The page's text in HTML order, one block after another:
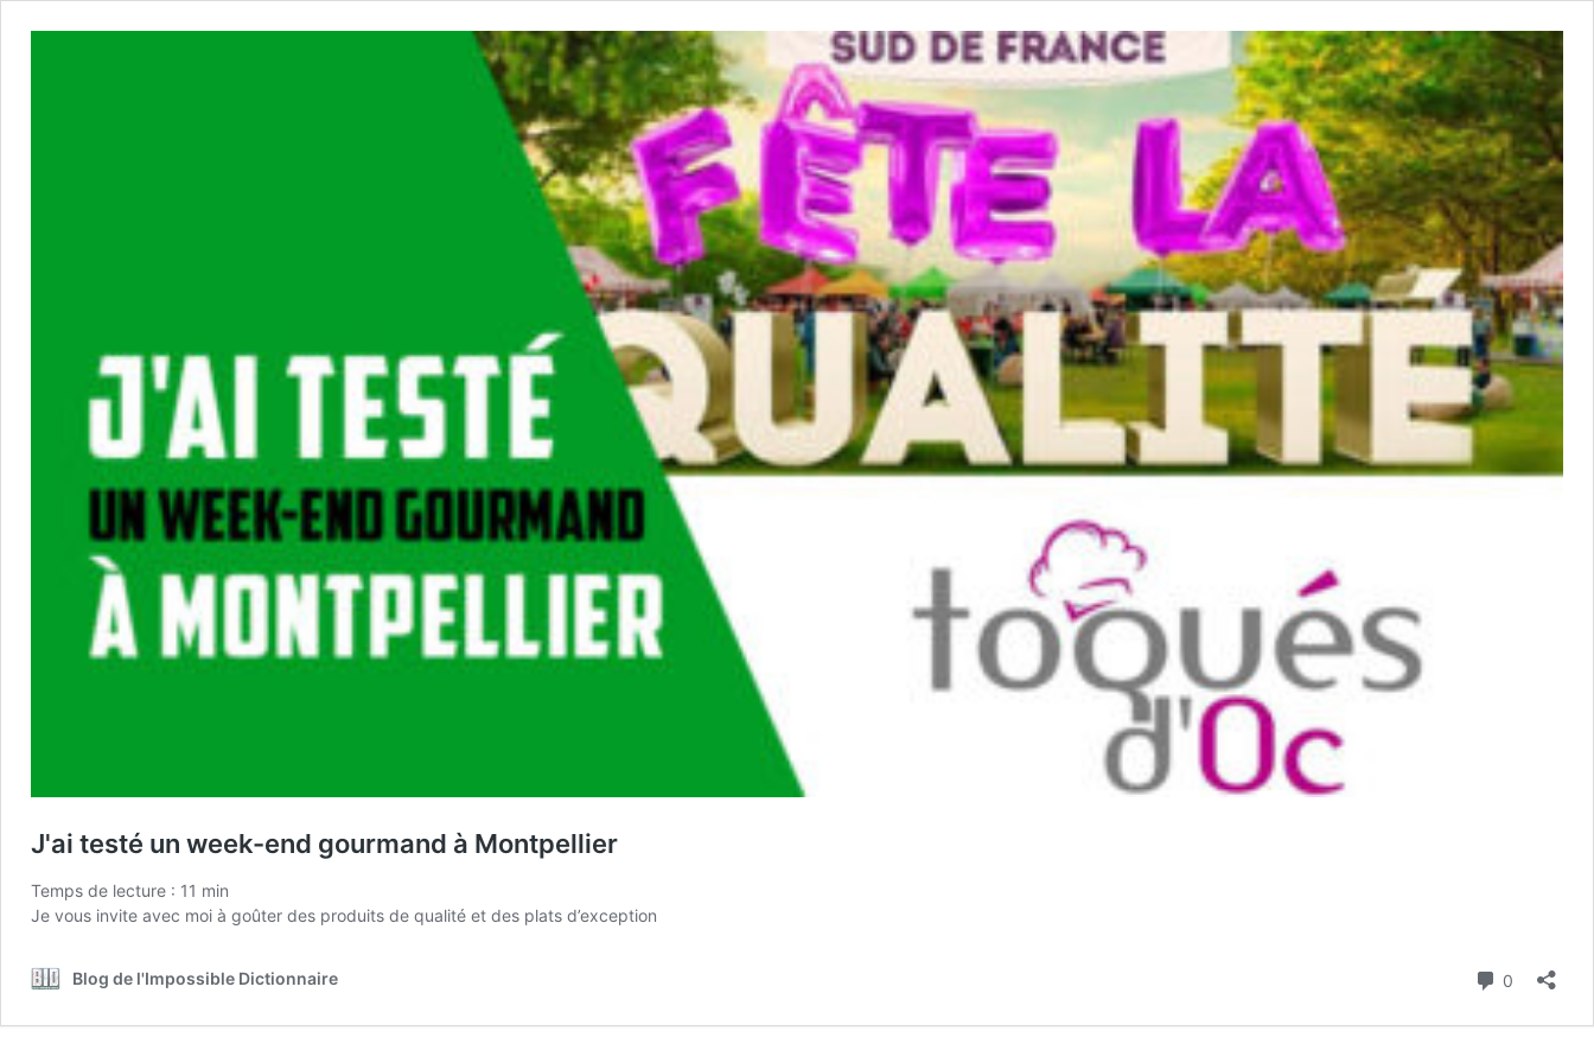
J'ai testé un week-end gourmand à Montpellier
Temps de lecture : 11 min
Je vous invite avec moi à goûter des produits de qualité et des plats d’exception
Blog de l'Impossible Dictionnaire 0